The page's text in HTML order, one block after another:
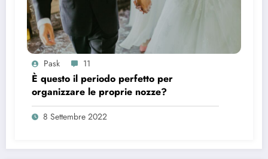
Pask 11
È questo il periodo perfetto per
organizzare le proprie nozze?
8 Settembre 2022